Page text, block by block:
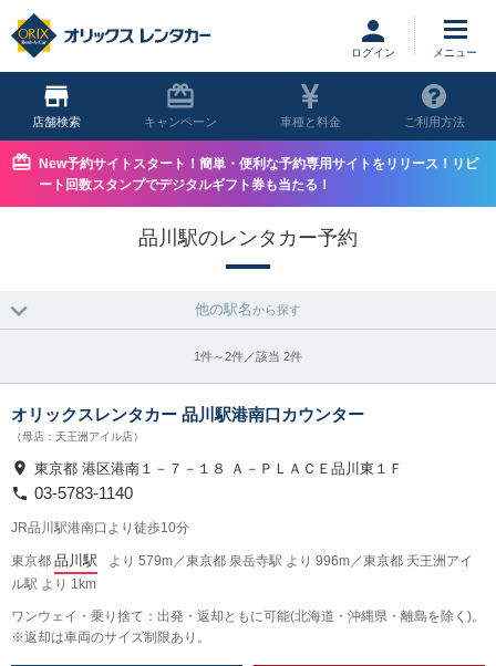
ログイン
店舗 キャンペーン 車種と料金 ご利用方法
New予約サイトスタート！簡単・便利な予約専用サイトをリリース！リピ
ート回数スタンプでデジタルギフト券も当たる！
品川駅のレンタカー予約
他の駅名から探す
1件～2件／該当 2件
オリックスレンタカー 品川駅港南口カウンター
（母店：天王洲アイル店）
東京都 港区港南１－７－１８ Ａ－ＰＬＡＣＥ品川東１Ｆ
03-5783-1140
JR品川駅港南口より徒歩10分
東京都 品川駅
より 579m／東京都 泉岳寺駅 より 996m／東京都 天王洲アイ
ル駅 より 1km
ワンウェイ・乗り捨て：出発・返却ともに可能(北海道・沖縄県・離島を除く)。
※返却は車両のサイズ制限あり。